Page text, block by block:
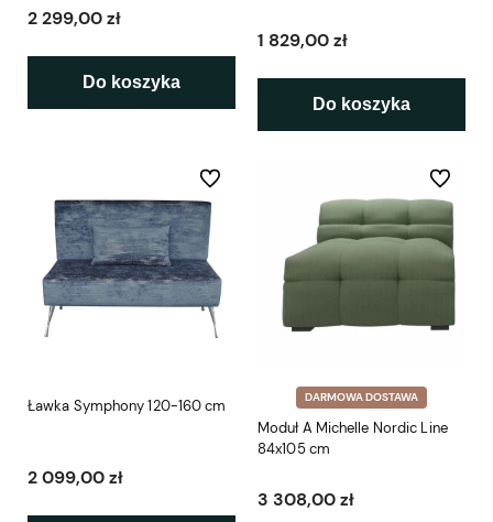
2 299,00 zł
Do koszyka
1 829,00 zł
Do koszyka
Ławka Symphony 120-160 cm
2 099,00 zł
Do ulubionych
DARMOWA DOSTAWA
Moduł A Michelle Nordic Line
84x105 cm
3 308,00 zł
Do